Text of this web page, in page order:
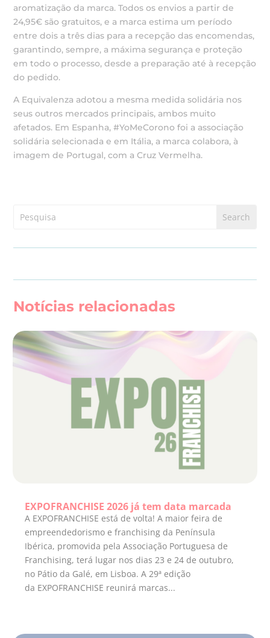
aromatização da marca. Todos os envios a partir de
24,95€ são gratuitos, e a marca estima um período
entre dois a três dias para a recepção das encomendas,
garantindo, sempre, a máxima segurança e proteção
em todo o processo, desde a preparação até à recepção
do pedido.
A Equivalenza adotou a mesma medida solidária nos
seus outros mercados principais, ambos muito
afetados. Em Espanha, #YoMeCorono foi a associação
solidária selecionada e em Itália, a marca colabora, à
imagem de Portugal, com a Cruz Vermelha.
Notícias relacionadas
EXPOFRANCHISE 2026 já tem data marcada
A EXPOFRANCHISE está de volta! A maior feira de
empreendedorismo e franchising da Península
Ibérica, promovida pela Associação Portuguesa de
Franchising, terá lugar nos dias 23 e 24 de outubro,
no Pátio da Galé, em Lisboa. A 29ª edição
da EXPOFRANCHISE reunirá marcas...